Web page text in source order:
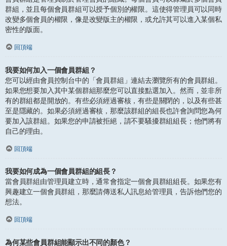
群組，並且每個會員群組可以授予個別的權限。這使得管理員可以同時
改變多個會員的權限，像是改變版主的權限，或允許其可以進入某個私
密性的版面。
回頂端
我要如何加入一個會員群組？
您可以經由會員控制台中的「會員群組」連結去瀏覽所有的會員群組。
如果您想要加入其中某個群組那麼您可以直接點選加入。然而，並非所
有的群組都是開放的。有些必須經過審核，有些是關閉的，以及有些甚
至是隱藏的。如果必須經過審核，那麼該群組的組長也許會詢問您為何
要加入該群組。如果您的申請被拒絕，請不要騷擾群組組長；他們將有
自己的理由。
回頂端
我要如何成為一個會員群組的組長？
當會員群組由管理員建立時，通常會指定一個會員群組組長。如果您有
興趣建立一個會員群組，那麼請傳送私人訊息給管理員，告訴他們您的
想法。
回頂端
為何某些會員群組能顯示出不同的顏色？